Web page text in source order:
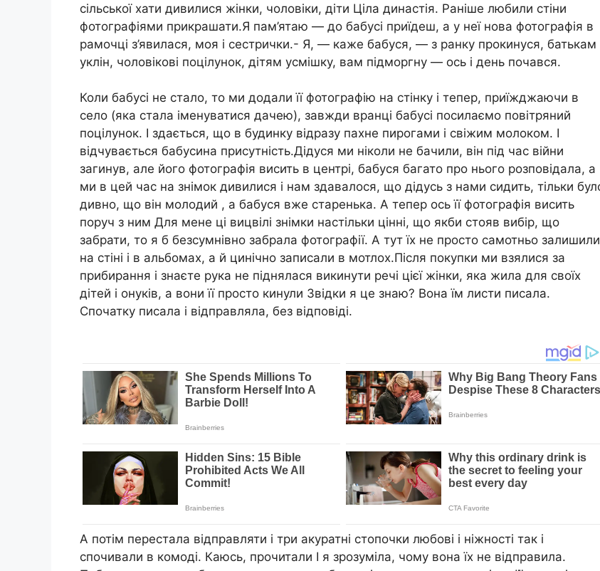
сільської хати дивилися жінки, чоловіки, діти Ціла династія. Раніше любили стіни
фотографіями прикрашати.Я пам’ятаю — до бабусі приїдеш, а у неї нова фотографія в
рамочці з’явилася, моя і сестрички.- Я, — каже бабуся, — з ранку прокинуся, батькам
уклін, чоловікові поцілунок, дітям усмішку, вам підморгну — ось і день почався.
Коли бабусі не стало, то ми додали її фотографію на стінку і тепер, приїжджаючи в
село (яка стала іменуватися дачею), завжди вранці бабусі посилаємо повітряний
поцілунок. І здається, що в будинку відразу пахне пирогами і свіжим молоком. І
відчувається бабусина присутність.Дідуся ми ніколи не бачили, він під час війни
загинув, але його фотографія висить в центрі, бабуся багато про нього розповідала, а
ми в цей час на знімок дивилися і нам здавалося, що дідусь з нами сидить, тільки
дивно, що він молодий , а бабуся вже старенька. А тепер ось її фотографія висить
поруч з ним Для мене ці вицвілі знімки настільки цінні, що якби стояв вибір, що
забрати, то я б безсумнівно забрала фотографії. А тут їх не просто самотньо залишили
на стіні і в альбомах, а й цинічно записали в мотлох.Після покупки ми взялися за
прибирання і знаєте рука не піднялася викинути речі цієї жінки, яка жила для своїх
дітей і онуків, а вони її просто кинули Звідки я це знаю? Вона їм листи писала.
Спочатку писала і відправляла, без відповіді.
А потім перестала відправляти і три акуратні стопочки любові і ніжності так і
спочивали в комоді. Каюсь, прочитали І я зрозуміла, чому вона їх не відправила.